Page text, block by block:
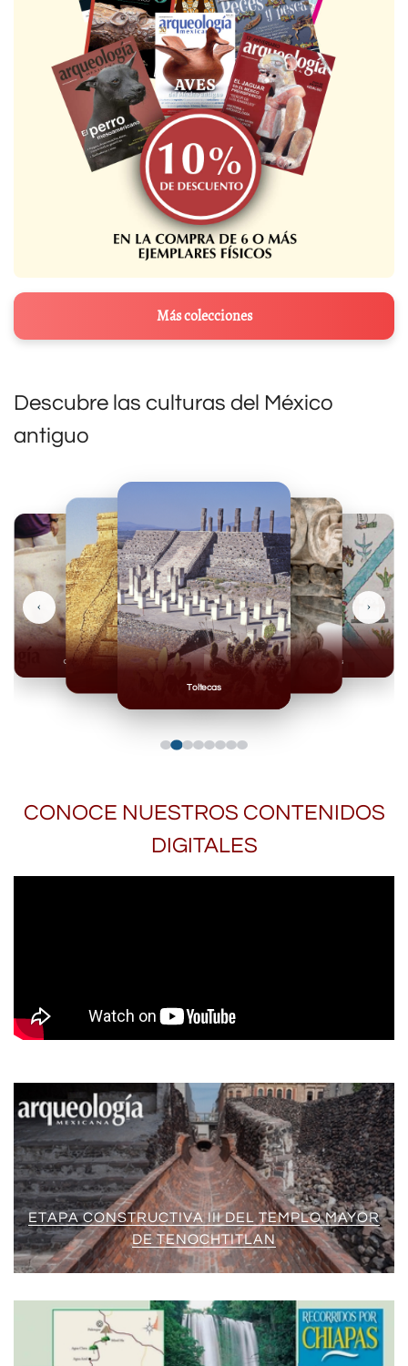
Más colecciones
Descubre las culturas del México
antiguo
Toltecas
Mexicas
Olmecas
‹ ›
CONOCE NUESTROS CONTENIDOS
DIGITALES
ETAPA CONSTRUCTIVA III DEL TEMPLO MAYOR
DE TENOCHTITLAN